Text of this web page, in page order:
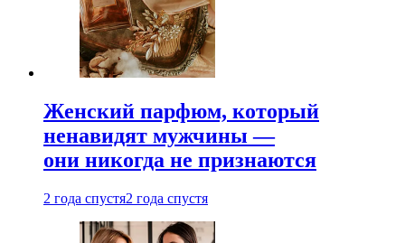
Женский парфюм, который
ненавидят мужчины —
они никогда не признаются
2 года спустя2 года спустя